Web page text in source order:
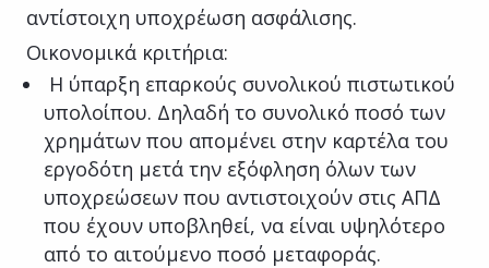
αντίστοιχη υποχρέωση ασφάλισης.
Οικονομικά κριτήρια:
Η ύπαρξη επαρκούς συνολικού πιστωτικού
υπολοίπου. Δηλαδή το συνολικό ποσό των
χρημάτων που απομένει στην καρτέλα του
εργοδότη μετά την εξόφληση όλων των
υποχρεώσεων που αντιστοιχούν στις ΑΠΔ
που έχουν υποβληθεί, να είναι υψηλότερο
από το αιτούμενο ποσό μεταφοράς.